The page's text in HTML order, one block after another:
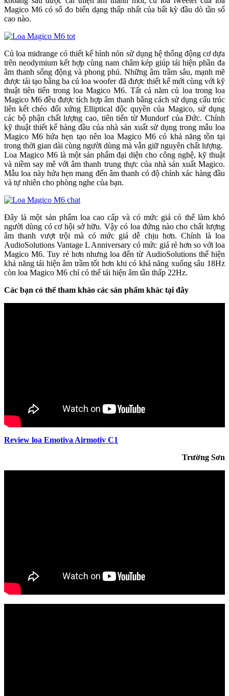
Magico M6 có số đo biến dạng thấp nhất của bất kỳ đầu dò tần số
cao nào.
Củ loa midrange có thiết kế hình nón sử dụng hệ thống động cơ dựa
trên neodymium kết hợp cùng nam châm kép giúp tái hiện phần đa
âm thanh sống động và phong phú. Những âm trầm sâu, mạnh mẽ
được tái tạo bằng ba củ loa woofer đã được thiết kế mới cùng với kỹ
thuật tiên tiến trong loa Magico M6. Tất cả năm củ loa trong loa
Magico M6 đều được tích hợp âm thanh bằng cách sử dụng cấu trúc
liên kết chéo đối xứng Elliptical độc quyền của Magico, sử dụng
các bộ phận chất lượng cao, tiên tiến từ Mundorf của Đức. Chính
kỹ thuật thiết kế hàng đầu của nhà sản xuất sử dụng trong mẫu loa
Magico M6 hứa hẹn tạo nên loa Magico M6 có khả năng tồn tại
trong thời gian dài cùng người dùng mà vẫn giữ nguyên chất lượng.
Loa Magico M6 là một sản phẩm đại diện cho công nghệ, kỹ thuật
và niềm say mê với âm thanh trung thực của nhà sản xuất Magico.
Mẫu loa này hứa hẹn mang đến âm thanh có độ chính xác hàng đầu
và tự nhiên cho phòng nghe của bạn.
Đây là một sản phẩm loa cao cấp và có mức giá có thể làm khó
người dùng có cơ hội sở hữu. Vậy có loa đứng nào cho chất lượng
âm thanh vượt trội mà có mức giá dễ chịu hơn. Chính là loa
AudioSolutions Vantage L Anniversary có mức giá rẻ hơn so với loa
Magico M6. Tuy rẻ hơn nhưng loa đến từ AudioSolutions thể hiện
khả năng tái hiện âm trầm tốt hơn khi có khả năng xuống sâu 18Hz
còn loa Magico M6 chỉ có thể tái hiện âm tần thấp 22Hz.
Các bạn có thể tham khảo các sản phẩm khác tại đây
Review loa Emotiva Airmotiv C1
Trường Sơn